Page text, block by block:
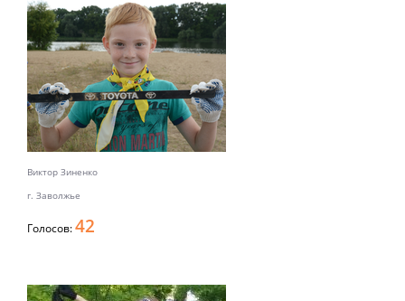
Виктор Зиненко
г. Заволжье
Голосов:42